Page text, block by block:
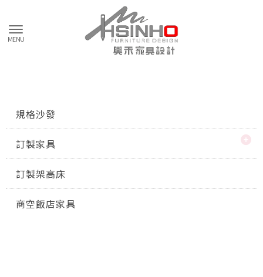
規格沙發
訂製家具
訂製架高床
商空飯店家具